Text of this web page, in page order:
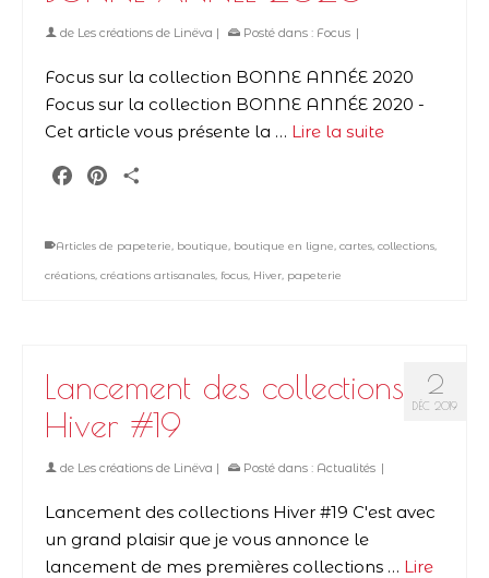
de Les créations de Linëva | Posté dans : Focus |
Focus sur la collection BONNE ANNÉE 2020
Focus sur la collection BONNE ANNÉE 2020 -
Cet article vous présente la … Lire la suite
FacebookPinterest
Articles de papeterie, boutique, boutique en ligne, cartes, collections,
créations, créations artisanales, focus, Hiver, papeterie
2
DÉC 2019
Lancement des collections
Hiver #19
de Les créations de Linëva | Posté dans : Actualités |
Lancement des collections Hiver #19 C'est avec
un grand plaisir que je vous annonce le
lancement de mes premières collections … Lire